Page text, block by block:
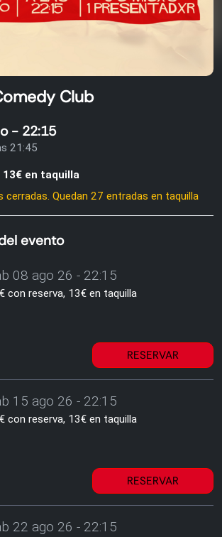
Club
- 22:15
21:45
en taquilla
cerradas. Quedan 27 entradas en taquilla
evento
08 ago 26 - 22:15
con reserva, 13€ en taquilla
RESERVAR
15 ago 26 - 22:15
con reserva, 13€ en taquilla
RESERVAR
22 ago 26 - 22:15